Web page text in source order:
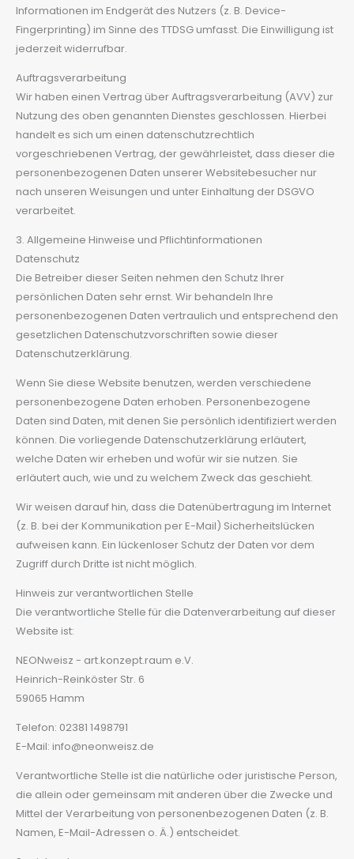
Informationen im Endgerät des Nutzers (z. B. Device-
Fingerprinting) im Sinne des TTDSG umfasst. Die Einwilligung ist
jederzeit widerrufbar.
Auftragsverarbeitung
Wir haben einen Vertrag über Auftragsverarbeitung (AVV) zur
Nutzung des oben genannten Dienstes geschlossen. Hierbei
handelt es sich um einen datenschutzrechtlich
vorgeschriebenen Vertrag, der gewährleistet, dass dieser die
personenbezogenen Daten unserer Websitebesucher nur
nach unseren Weisungen und unter Einhaltung der DSGVO
verarbeitet.
3. Allgemeine Hinweise und Pflicht­informationen
Datenschutz
Die Betreiber dieser Seiten nehmen den Schutz Ihrer
persönlichen Daten sehr ernst. Wir behandeln Ihre
personenbezogenen Daten vertraulich und entsprechend den
gesetzlichen Datenschutzvorschriften sowie dieser
Datenschutzerklärung.
Wenn Sie diese Website benutzen, werden verschiedene
personenbezogene Daten erhoben. Personenbezogene
Daten sind Daten, mit denen Sie persönlich identifiziert werden
können. Die vorliegende Datenschutzerklärung erläutert,
welche Daten wir erheben und wofür wir sie nutzen. Sie
erläutert auch, wie und zu welchem Zweck das geschieht.
Wir weisen darauf hin, dass die Datenübertragung im Internet
(z. B. bei der Kommunikation per E-Mail) Sicherheitslücken
aufweisen kann. Ein lückenloser Schutz der Daten vor dem
Zugriff durch Dritte ist nicht möglich.
Hinweis zur verantwortlichen Stelle
Die verantwortliche Stelle für die Datenverarbeitung auf dieser
Website ist:
NEONweisz - art.konzept.raum e.V.
Heinrich-Reinköster Str. 6
59065 Hamm
Telefon: 02381 1498791
E-Mail: info@neonweisz.de
Verantwortliche Stelle ist die natürliche oder juristische Person,
die allein oder gemeinsam mit anderen über die Zwecke und
Mittel der Verarbeitung von personenbezogenen Daten (z. B.
Namen, E-Mail-Adressen o. Ä.) entscheidet.